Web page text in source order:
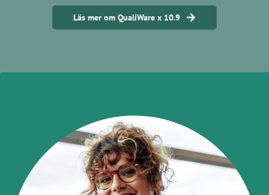
Läs mer om QualiWare x 10.9